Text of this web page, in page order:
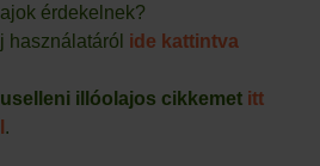
érdekelnek?
használatáról ide kattintva
illóolajos cikkemet itt
.